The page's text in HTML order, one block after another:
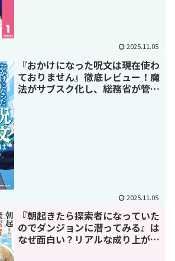
2025.11.05
『おかけになった呪文は現在使わ
ておりません』徹底レビュー！魔
法がサブスク化し、総務省が管理
2025.11.05
『朝起きたら探索者になっていた
のでダンジョンに潜ってみる』は
なぜ面白い？リアルな成り上がり